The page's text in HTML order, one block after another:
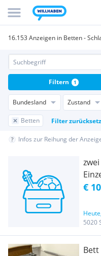
16.153 Anzeigen in Betten -
Bundesland Zustand
Betten Filter
Filtern 1
Infos zur Reihung der
€
5020
Bett